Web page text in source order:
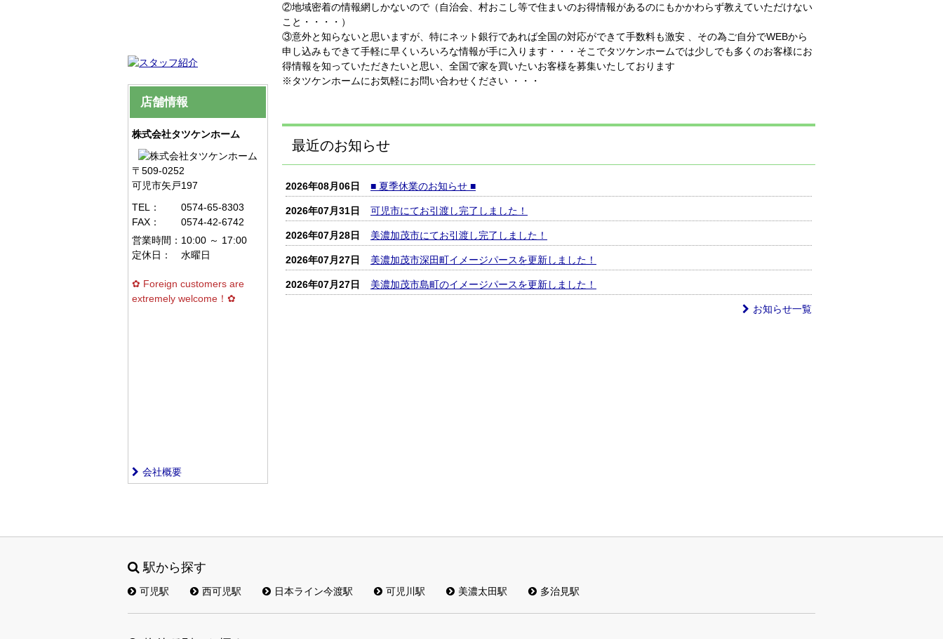
店舗情報
株式会社タツケンホーム
〒509-0252
可児市矢戸197
TEL：
0574-65-8303
FAX：
0574-42-6742
営業時間： 10:00 ～ 17:00
定休日：
水曜日
✿ Foreign customers are
extremely welcome！✿
会社概要
②地域密着の情報網しかないので（自治会、村おこし等で住まいのお得情報があるのにもかかわらず教えていただけない
こと・・・・）
③意外と知らないと思いますが、特にネット銀行であれば全国の対応ができて手数料も激安 、その為ご自分でWEBから
申し込みもできて手軽に早くいろいろな情報が手に入ります・・・そこでタツケンホームでは少しでも多くのお客様にお
得情報を知っていただきたいと思い、全国で家を買いたいお客様を募集いたしております
※タツケンホームにお気軽にお問い合わせください ・・・
最近のお知らせ
2026年08月06日 ■ 夏季休業のお知らせ ■
2026年07月31日 可児市にてお引渡し完了しました！
2026年07月28日 美濃加茂市にてお引渡し完了しました！
2026年07月27日 美濃加茂市深田町イメージパースを更新しました！
2026年07月27日 美濃加茂市島町のイメージパースを更新しました！
お知らせ一覧
駅から探す
可児駅 西可児駅 日本ライン今渡駅 可児川駅 美濃太田駅 多治見駅